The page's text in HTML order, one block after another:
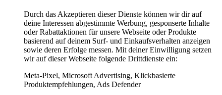
Durch das Akzeptieren dieser Dienste können wir dir auf
deine Interessen abgestimmte Werbung, gesponserte Inhalte
oder Rabattaktionen für unsere Webseite oder Produkte
basierend auf deinem Surf- und Einkaufsverhalten anzeigen
sowie deren Erfolge messen. Mit deiner Einwilligung setzen
wir auf dieser Webseite folgende Drittdienste ein:
Meta-Pixel, Microsoft Advertising, Klickbasierte
Produktempfehlungen, Ads Defender